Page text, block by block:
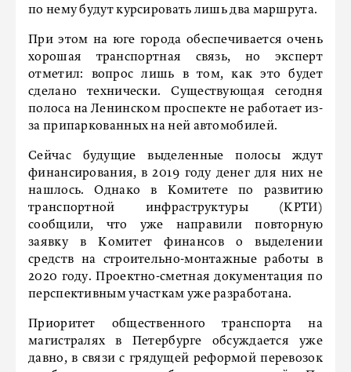
по нему будут курсировать лишь два маршрута.
При этом на юге города обеспечивается очень
хорошая транспортная связь, но эксперт
отметил: вопрос лишь в том, как это будет
сделано технически. Существующая сегодня
полоса на Ленинском проспекте не работает из-
за припаркованных на ней автомобилей.
Сейчас будущие выделенные полосы ждут
финансирования, в 2019 году денег для них не
нашлось. Однако в Комитете по развитию
транспортной инфраструктуры (КРТИ)
сообщили, что уже направили повторную
заявку в Комитет финансов о выделении
средств на строительно-монтажные работы в
2020 году. Проектно-сметная документация по
перспективным участкам уже разработана.
Приоритет общественного транспорта на
магистралях в Петербурге обсуждается уже
давно, в связи с грядущей реформой перевозок